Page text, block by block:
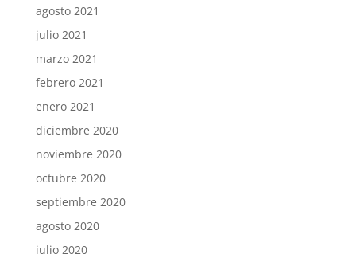
agosto 2021
julio 2021
marzo 2021
febrero 2021
enero 2021
diciembre 2020
noviembre 2020
octubre 2020
septiembre 2020
agosto 2020
julio 2020